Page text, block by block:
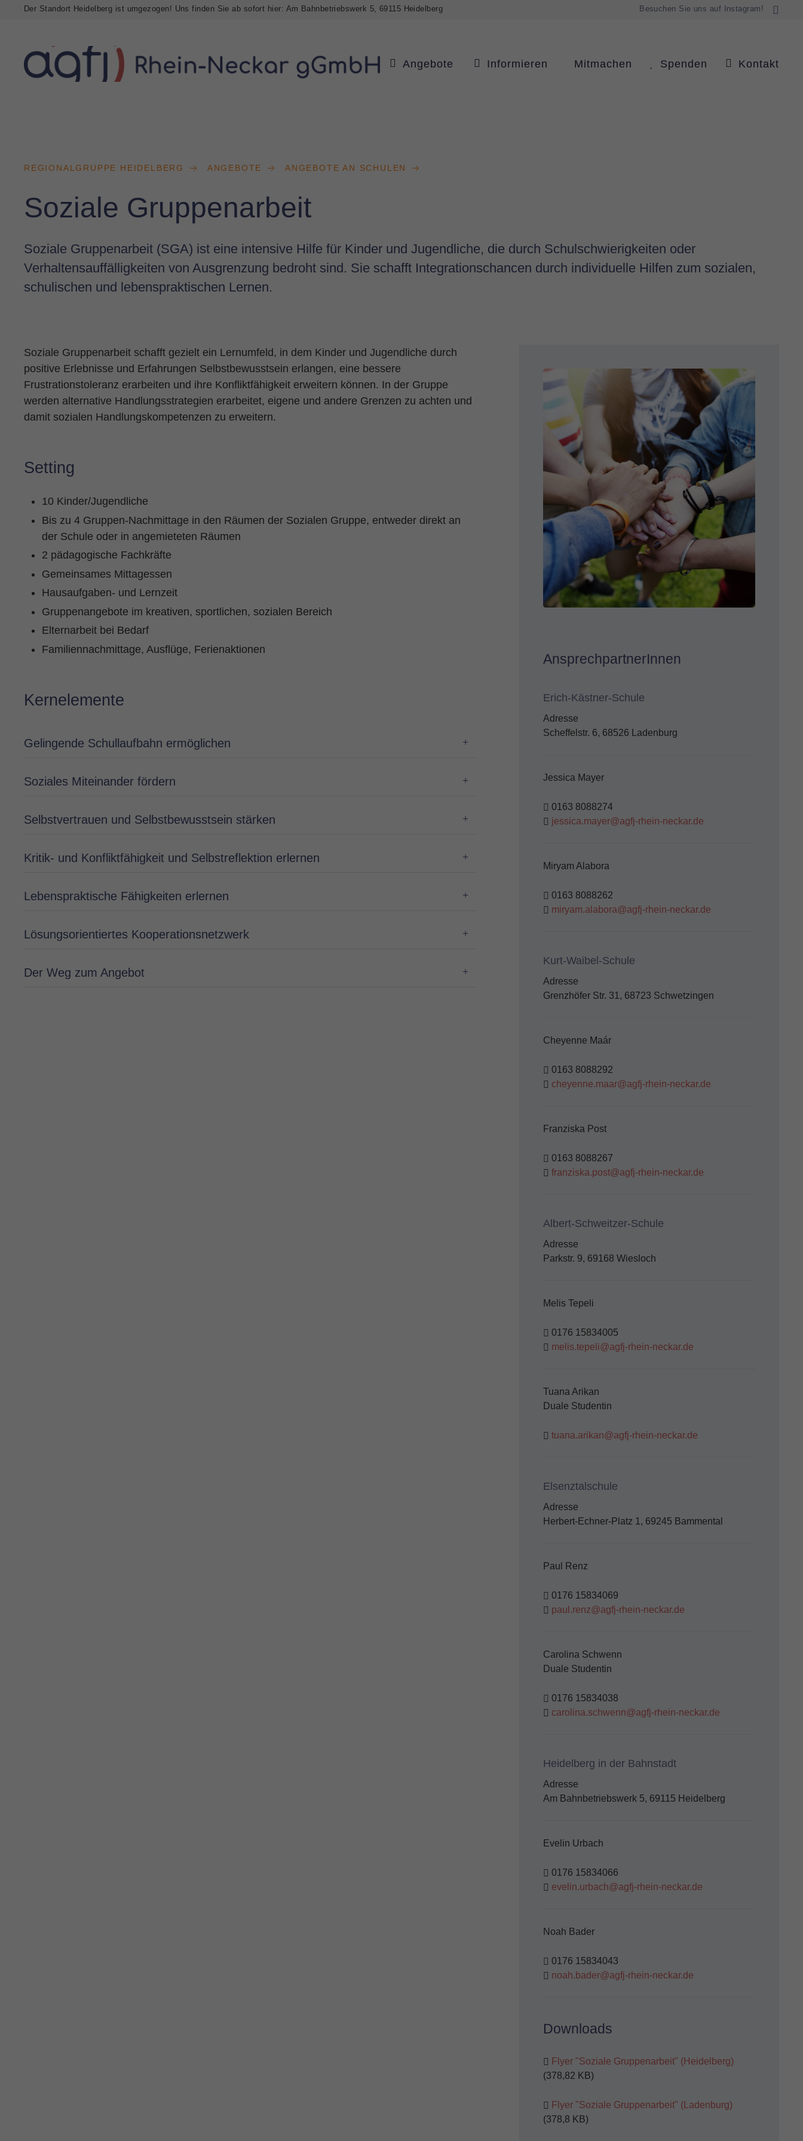
Der Standort Heidelberg ist umgezogen! Uns finden Sie ab sofort hier: Am Bahnbetriebswerk 5, 69115 Heidelberg Besuchen Sie uns auf Instagram!
Angebote Informieren Mitmachen Spenden Kontakt
REGIONALGRUPPE HEIDELBERG ANGEBOTE ANGEBOTE AN SCHULEN
Soziale Gruppenarbeit
Soziale Gruppenarbeit (SGA) ist eine intensive Hilfe für Kinder und Jugendliche, die durch Schulschwierigkeiten oder
Verhaltensauffälligkeiten von Ausgrenzung bedroht sind. Sie schafft Integrationschancen durch individuelle Hilfen zum sozialen,
schulischen und lebenspraktischen Lernen.
Soziale Gruppenarbeit schafft gezielt ein Lernumfeld, in dem Kinder und Jugendliche durch
positive Erlebnisse und Erfahrungen Selbstbewusstsein erlangen, eine bessere
Frustrationstoleranz erarbeiten und ihre Konfliktfähigkeit erweitern können. In der Gruppe
werden alternative Handlungsstrategien erarbeitet, eigene und andere Grenzen zu achten und
damit sozialen Handlungskompetenzen zu erweitern.
Setting
10 Kinder/Jugendliche
Bis zu 4 Gruppen-Nachmittage in den Räumen der Sozialen Gruppe, entweder direkt an
der Schule oder in angemieteten Räumen
2 pädagogische Fachkräfte
Gemeinsames Mittagessen
Hausaufgaben- und Lernzeit
Gruppenangebote im kreativen, sportlichen, sozialen Bereich
Elternarbeit bei Bedarf
Familiennachmittage, Ausflüge, Ferienaktionen
Kernelemente
Gelingende Schullaufbahn ermöglichen
Soziales Miteinander fördern
Selbstvertrauen und Selbstbewusstsein stärken
Kritik- und Konfliktfähigkeit und Selbstreflektion erlernen
Lebenspraktische Fähigkeiten erlernen
Lösungsorientiertes Kooperationsnetzwerk
Der Weg zum Angebot
AnsprechpartnerInnen
Erich-Kästner-Schule
Adresse
Scheffelstr. 6, 68526 Ladenburg
Jessica Mayer
0163 8088274
jessica.mayer@agfj-rhein-neckar.de
Miryam Alabora
0163 8088262
miryam.alabora@agfj-rhein-neckar.de
Kurt-Waibel-Schule
Adresse
Grenzhöfer Str. 31, 68723 Schwetzingen
Cheyenne Maár
0163 8088292
cheyenne.maar@agfj-rhein-neckar.de
Franziska Post
0163 8088267
franziska.post@agfj-rhein-neckar.de
Albert-Schweitzer-Schule
Adresse
Parkstr. 9, 69168 Wiesloch
Melis Tepeli
0176 15834005
melis.tepeli@agfj-rhein-neckar.de
Tuana Arikan
Duale Studentin
tuana.arikan@agfj-rhein-neckar.de
Elsenztalschule
Adresse
Herbert-Echner-Platz 1, 69245 Bammental
Paul Renz
0176 15834069
paul.renz@agfj-rhein-neckar.de
Carolina Schwenn
Duale Studentin
0176 15834038
carolina.schwenn@agfj-rhein-neckar.de
Heidelberg in der Bahnstadt
Adresse
Am Bahnbetriebswerk 5, 69115 Heidelberg
Evelin Urbach
0176 15834066
evelin.urbach@agfj-rhein-neckar.de
Noah Bader
0176 15834043
noah.bader@agfj-rhein-neckar.de
Downloads
Flyer "Soziale Gruppenarbeit" (Heidelberg)
(378,82 KB)
Flyer "Soziale Gruppenarbeit" (Ladenburg)
(378,8 KB)